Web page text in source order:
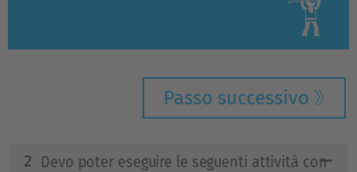
Passo successivo
Devo poter eseguire le seguenti attività con